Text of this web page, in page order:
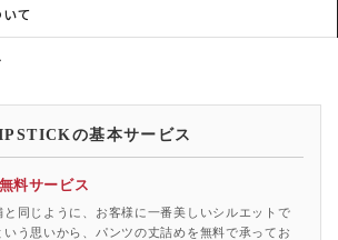
て
の基本サービス
料サービス
と同じように、お客様に一番美しいシルエットで
う思いから、パンツの丈詰めを無料で承ってお